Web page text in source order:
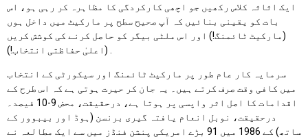
ایک اثاثہ کلاس رکھیں جو اچھی کارکردگی کا مظاہرہ کر رہی ہو، اس
بات کو یقینی بنائیں کہ آپ صحیح سطح پر مارکیٹ میں داخل ہوں
(مارکیٹ ٹائمنگ!) اور اس ملٹی بیگر کو حاصل کرنے کی کوشش کریں
سرمایہ کار عام طور پر مارکیٹ ٹائمنگ اور سیکورٹی کے انتخاب
میں کافی وقت صرف کرتے ہیں۔ یہ جان کر حیرت ہوتی ہے کہ اس طرح کے
اقدامات کا اصل اثر واپسی پر ہوتا ہے، درحقیقت، محض 9-10 فیصد۔
درحقیقت، نوبل انعام یافتہ گیری برنسن (ہوڈ اور بیبوور کے
ساتھ) کے 1986 میں 91 بڑے امریکی پنشن فنڈز میں سے ایک مطالعہ نے